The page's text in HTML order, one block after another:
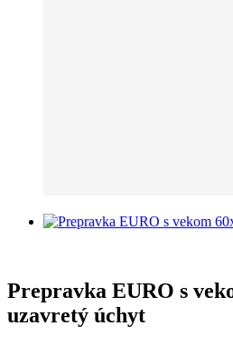
Prepravka EURO s
uzavretý úchyt